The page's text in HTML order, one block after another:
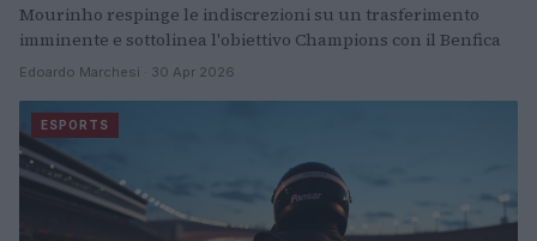
Mourinho respinge le indiscrezioni su un trasferimento
imminente e sottolinea l'obiettivo Champions con il Benfica
Edoardo Marchesi · 30 Apr 2026
ESPORTS